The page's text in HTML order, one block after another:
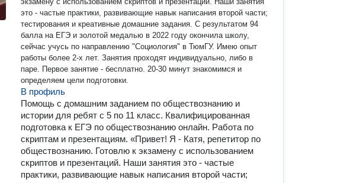
это - частые практики, развивающие навык написания второй части;
тестирования и креативные домашние задания. С результатом 94
балла на ЕГЭ и золотой медалью в 2022 году окончила школу,
сейчас учусь по направлению "Социология" в ТюмГУ. Имею опыт
работы более 2-х лет. Занятия проходят индивидуально, либо в
паре. Первое занятие - бесплатно. 20-30 минут знакомимся и
определяем цели подготовки.
В профиль
Помощь с домашним заданием по обществознанию и
истории для ребят с 5 по 11 класс. Квалифицированная
подготовка к ЕГЭ по обществознанию онлайн. Работа по
скриптам и презентациям. «Привет! Я - Катя, репетитор по
обществознанию. Готовлю к экзамену с использованием
скриптов и презентаций. Наши занятия это - частые
практики, развивающие навык написания второй части;